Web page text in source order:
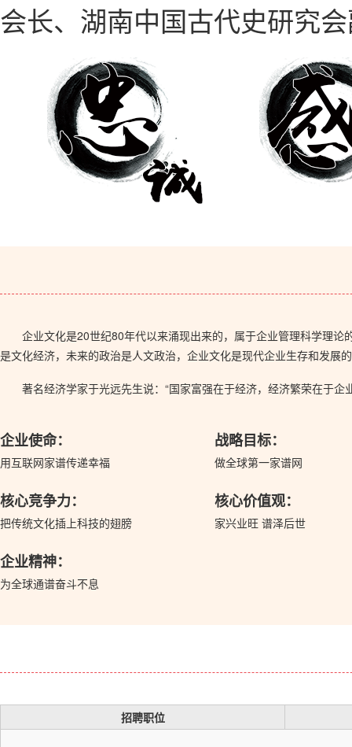
会长、湖南中国古代史研究
企业文化是20世纪80年代以来涌现出来的，属于企业管理科学理
是文化经济，未来的政治是人文政治，企业文化是现代企业生存和发展
著名经济学家于光远先生说：“国家富强在于经济，经济繁荣在于
企业使命：
用互联网家谱传递幸福
核心竞争力：
把传统文化插上科技的翅膀
企业精神：
为全球通谱奋斗不息
战略目标：
做全球第一家谱网
核心价值观：
家兴业旺 谱泽后世
招聘职位